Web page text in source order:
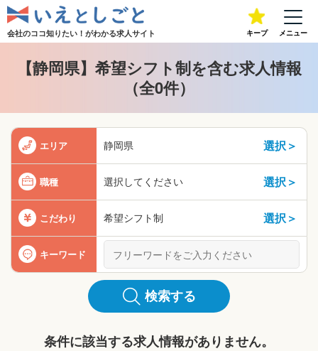
会社のココ知りたい！がわかる求人サイト キープ メニュー
【静岡県】希望シフト制を含む求人情報
（全0件）
エリア 静岡県 選択＞
職種 選択してください 選択＞
こだわり 希望シフト制 選択＞
キーワード
検索する
条件に該当する求人情報がありません。